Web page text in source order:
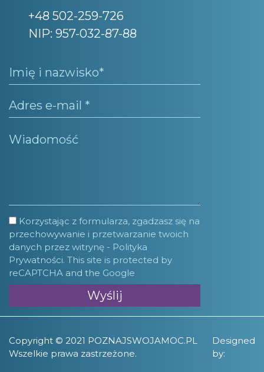
+48 502-259-726
NIP: 957-032-87-88
Korzystając z formularza, zgadzasz się na
przechowywanie i przetwarzanie twoich
danych przez witrynę - Polityka
Prywatności. This site is protected by
reCAPTCHA and the Google
Copyright © 2021 POZNAJSWOJAMOC.PL
Wszelkie prawa zastrzeżone.
Designed
by: